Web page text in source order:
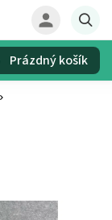
Prázdný košík